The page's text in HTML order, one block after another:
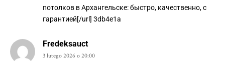
потолков в Архангельске: быстро, качественно, с
гарантией[/url] 3db4e1a
Fredeksauct
3 lutego 2026 o 20:00